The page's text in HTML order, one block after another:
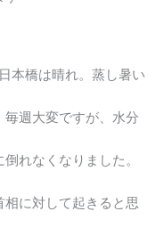
本橋は晴れ。蒸し暑い
週大変ですが、水分
れなくなりました。
相に対して起きると思